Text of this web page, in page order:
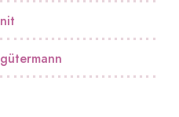
nit
gütermann